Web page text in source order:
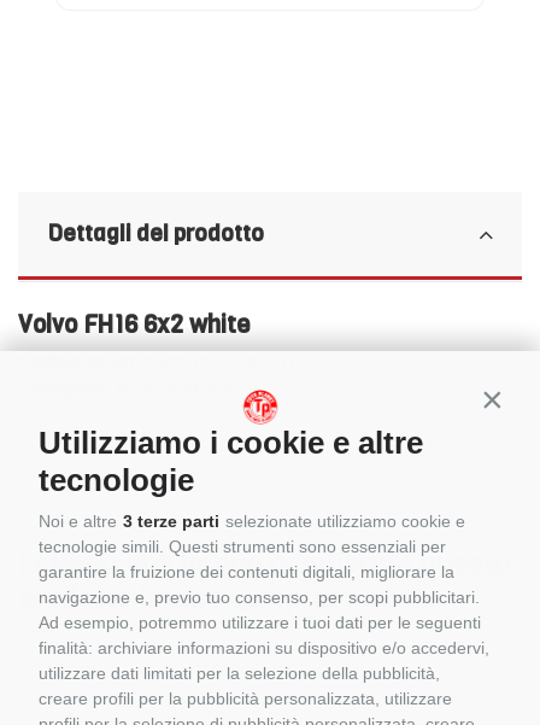
Utilizziamo i cookie e altre
tecnologie
Noi e altre 3 terze parti selezionate utilizziamo cookie e
tecnologie simili. Questi strumenti sono essenziali per
garantire la fruizione dei contenuti digitali, migliorare la
navigazione e, previo tuo consenso, per scopi pubblicitari.
Ad esempio, potremmo utilizzare i tuoi dati per le seguenti
finalità: archiviare informazioni su dispositivo e/o accedervi,
utilizzare dati limitati per la selezione della pubblicità,
creare profili per la pubblicità personalizzata, utilizzare
Dettagli del prodotto
Volvo FH16 6x2 white
MARGE MODELS
I clienti che hanno acquistato questo
prodotto hanno comprato anche: